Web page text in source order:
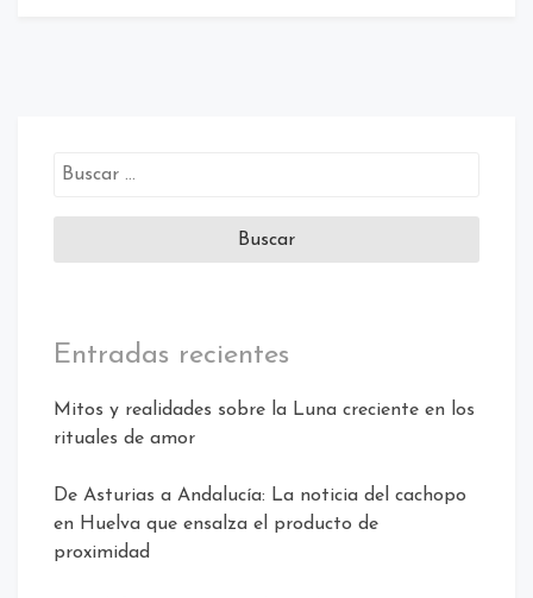
Buscar:
Entradas recientes
Mitos y realidades sobre la Luna creciente en los
rituales de amor
De Asturias a Andalucía: La noticia del cachopo
en Huelva que ensalza el producto de
proximidad